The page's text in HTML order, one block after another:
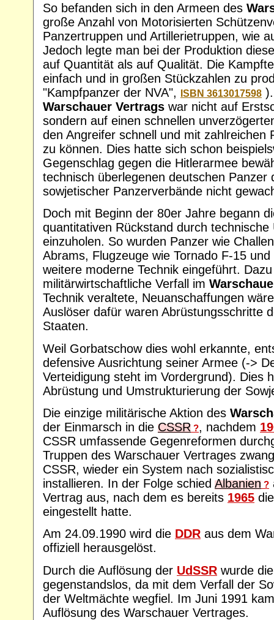
So befanden sich in den Armeen des
große Anzahl von Motorisierten
Panzertruppen und Artillerietruppen, wie
Jedoch legte man bei der Produktion
auf Quantität als auf Qualität. Die
einfach und in großen Stückzahlen zu
"Kampfpanzer der NVA",
ISBN 3613017598
Warschauer Vertrags war nicht auf
sondern auf einen schnellen
den Angreifer schnell und mit zahlreichen
zu können. Dies hatte sich schon
Gegenschlag gegen die Hitlerarmee
technisch überlegenen deutschen Panzer
sowjetischer Panzerverbände nicht
Doch mit Beginn der 80er Jahre begann
quantitativen Rückstand durch technische
einzuholen. So wurden Panzer wie
Abrams, Flugzeuge wie Tornado F-15
weitere moderne Technik eingeführt.
militärwirtschaftliche Verfall im
Technik veraltete, Neuanschaffungen
Auslöser dafür waren Abrüstungsschritte
Staaten.
Weil Gorbatschow dies wohl erkannte,
defensive Ausrichtung seiner Armee (->
Verteidigung steht im Vordergrund). Dies
Abrüstung und Umstrukturierung der
Die einzige militärische Aktion des
der Einmarsch in die CSSR ?, nachdem
CSSR umfassende Gegenreformen
Truppen des Warschauer Vertrages
CSSR, wieder ein System nach
installieren. In der Folge schied Albanien ?
Vertrag aus, nach dem es bereits 1965
eingestellt hatte.
Am 24.09.1990 wird die DDR aus dem
offiziell herausgelöst.
Durch die Auflösung der UdSSR wurde
gegenstandslos, da mit dem Verfall der
der Weltmächte wegfiel. Im Juni 1991
Auflösung des Warschauer Vertrages.